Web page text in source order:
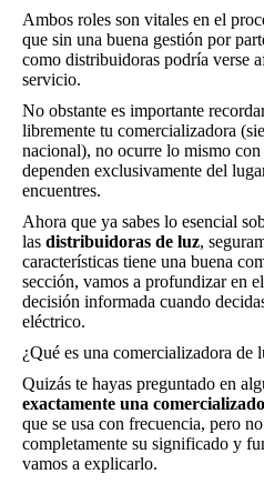
Ambos roles son vitales en el
que sin una buena gestión por
como distribuidoras podría verse
servicio.
No obstante es importante
libremente tu comercializadora
nacional), no ocurre lo mismo
dependen exclusivamente del
encuentres.
Ahora que ya sabes lo esencial
las distribuidoras de luz,
características tiene una buena
sección, vamos a profundizar en
decisión informada cuando
eléctrico.
¿Qué es una comercializadora de
Quizás te hayas preguntado en
exactamente una
que se usa con frecuencia, pero
completamente su significado y
vamos a explicarlo.